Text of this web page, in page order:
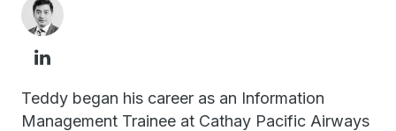
Teddy began his career as an Information
Management Trainee at Cathay Pacific Airways